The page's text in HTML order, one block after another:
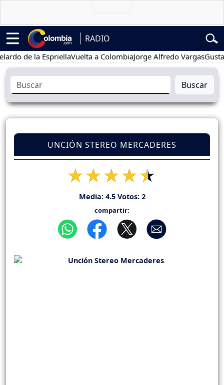
RADIO
de la EspriellaVuelta a ColombiaJorge Alfredo VargasGustavo
Buscar
UNCIÓN STEREO MERCADERES
Media: 4.5Votos: 2
compartir: